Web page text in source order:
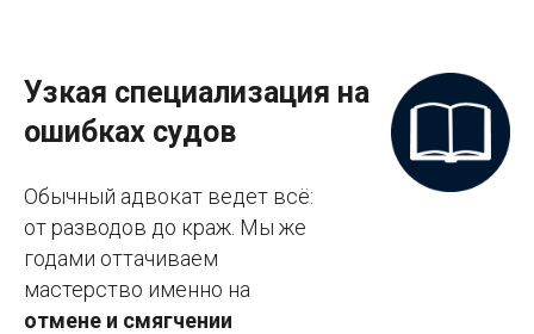
Узкая специализация на
ошибках судов
Обычный адвокат ведет всё:
от разводов до краж. Мы же
годами оттачиваем
мастерство именно на
отмене и смягчении